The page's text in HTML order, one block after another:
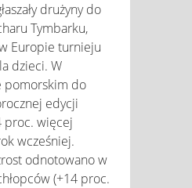
drużyny do
Tymbarku,
Europie turnieju
dzieci. W
pomorskim do
edycji
proc. więcej
wcześniej.
odnotowano w
(+14 proc.